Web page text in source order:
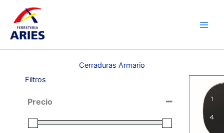
contenido
Cerraduras Armario
Filtros
Precio